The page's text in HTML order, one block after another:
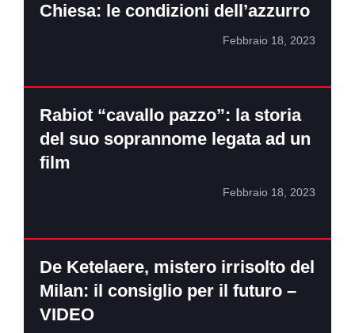
Chiesa: le condizioni dell’azzurro
Febbraio 18, 2023
Rabiot “cavallo pazzo”: la storia
del suo soprannome legata ad un
film
Febbraio 18, 2023
De Ketelaere, mistero irrisolto del
Milan: il consiglio per il futuro –
VIDEO